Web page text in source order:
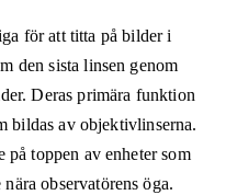
för att titta på bilder i
den sista linsen genom
Deras primära funktion
bildas av objektivlinserna.
på toppen av enheter som
observatörens öga.